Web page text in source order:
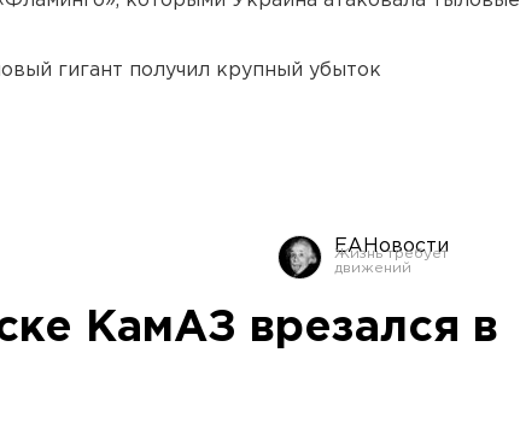
гигант получил крупный убыток
ЕАНовости
КамАЗ врезался в